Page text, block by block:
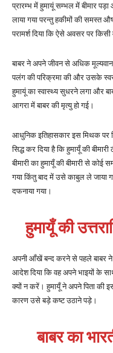
प्रारम्भ में हुमायूं सम्भल में बीमार
लाया गया परन्तु हकीमों की समस्त
परामर्श दिया कि ऐसे अवसर पर किसी
बाबर ने अपने जीवन से अधिक
पलंग की परिक्रमा की और उसके
हुमायूं का स्वास्थ्य सुधरने लगा और
आगरा में बाबर की मृत्यु हो गई।
आधुनिक इतिहासकार इस मिथक पर
सिद्ध कर दिया है कि हुमायूँ की
बीमारी का हुमायूँ की बीमारी से
गया किंतु बाद में उसे काबुल ले जाया
दफनाया गया।
हुमायूँ की
अपनी आँखें बन्द करने से पहले बाबर ने
आदेश दिया कि वह अपने भाइयों के
क्यों न करें। हुमायूँ ने अपने पिता की
कारण उसे बड़े कष्ट उठाने पड़े।
बाबर का